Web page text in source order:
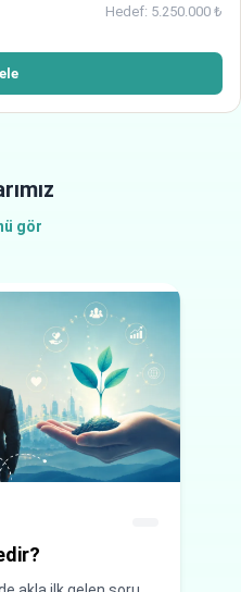
Hedef: 5.250.000 ₺
gör